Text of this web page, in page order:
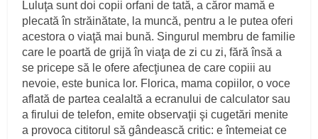
Luluţa sunt doi copii orfani de tată, a căror mamă e
plecată în străinătate, la muncă, pentru a le putea oferi
acestora o viaţă mai bună. Singurul membru de familie
care le poartă de grijă în viaţa de zi cu zi, fără însă a
se pricepe să le ofere afecţiunea de care copiii au
nevoie, este bunica lor. Florica, mama copiilor, o voce
aflată de partea cealaltă a ecranului de calculator sau
a firului de telefon, emite observaţii şi cugetări menite
a provoca cititorul să gândească critic: e întemeiat ce